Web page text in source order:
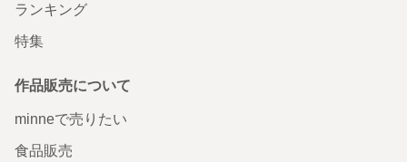
ランキング
特集
作品販売について
minneで売りたい
食品販売